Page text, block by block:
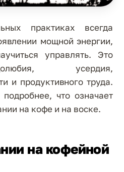
практиках всегда
мощной энергии,
управлять. Это
усердия,
и продуктивного труда.
что означает
на кофе и на воске.
на кофейной